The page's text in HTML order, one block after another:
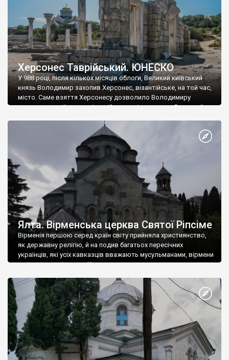
Херсонес Таврійський. ЮНЕСКО
У 988 році, після кількох місяців облоги, Великий київський
князь Володимир захопив Херсонес, візантійське, на той час,
місто. Саме взяття Херсонесу дозволило Володимиру
диктувати свої умови візантійському імператору Василю ІІ, та
Херсонесі Володимир-язичник, став Василем-християнином.
А потім було Хрещення Русі. На честь Херсонесу Таврійського
Ялта. Вірменська церква Святої Ріпсіме
Вірменія першою серед країн світу прийняла християнство,
як державну релігію, й на подив багатьох пересічних
українців, які усіх кавказців вважають мусульманами, вірмени
є відданими вірянами Христа